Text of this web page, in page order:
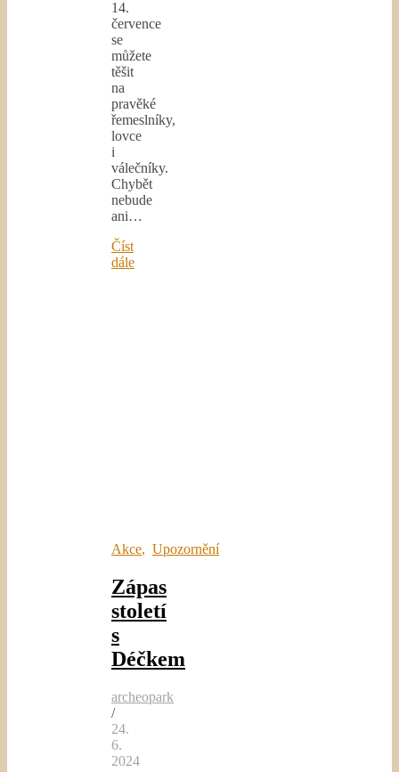
14.
července
se
můžete
těšit
na
pravěké
řemeslníky,
lovce
i
válečníky.
Chybět
nebude
ani…
Číst
dále
Akce, Upozornění
Zápas
století
s
Déčkem
archeopark
/
24.
6.
2024